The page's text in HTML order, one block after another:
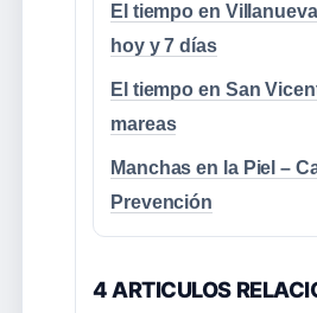
El tiempo en
hoy y 7 días
El tiempo en San
mareas
Manchas en la Piel –
Prevención
4 ARTICULOS